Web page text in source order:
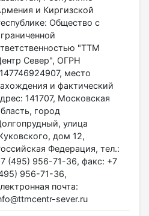
и Киргизской
Общество с
"ТТМ
Север", ОГРН
место
и фактический
141707, Московская
город
улица
дом 12,
Федерация, тел.:
(495) 956-71-36, факс: +7
956-71-36,
почта:
sever.ru